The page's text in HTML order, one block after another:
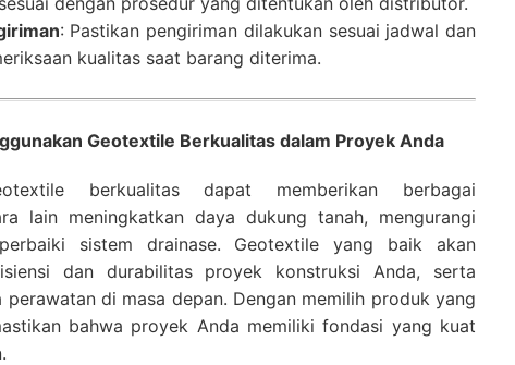
: Pastikan pengiriman dilakukan sesuai jadwal dan
kualitas saat barang diterima.
Geotextile Berkualitas dalam Proyek Anda
berkualitas dapat memberikan berbagai
lain meningkatkan daya dukung tanah, mengurangi
sistem drainase. Geotextile yang baik akan
dan durabilitas proyek konstruksi Anda, serta
perawatan di masa depan. Dengan memilih produk yang
bahwa proyek Anda memiliki fondasi yang kuat